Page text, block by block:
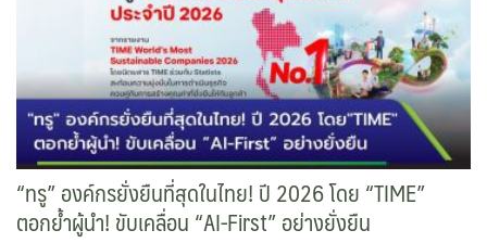
“ทรู” องค์กรยั่งยืนที่สุดในไทย! ปี 2026 โดย “TIME”
ตอกย้ำผู้นำ! ขับเคลื่อน “AI-First” อย่างยั่งยืน